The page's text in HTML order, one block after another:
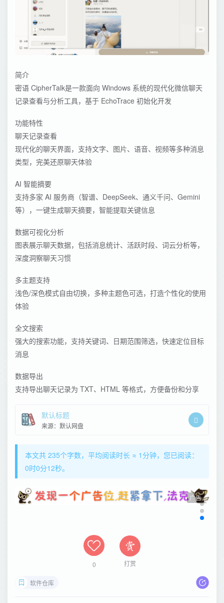
简介
密语 CipherTalk是一款面向 Windows 系统的现代化微信聊天
记录查看与分析工具，基于 EchoTrace 初始化开发
功能特性
聊天记录查看
现代化的聊天界面，支持文字、图片、语音、视频等多种消息
类型，完美还原聊天体验
AI 智能摘要
支持多家 AI 服务商（智谱、DeepSeek、通义千问、Gemini
等），一键生成聊天摘要，智能提取关键信息
数据可视化分析
图表展示聊天数据，包括消息统计、活跃时段、词云分析等，
深度洞察聊天习惯
多主题支持
浅色/深色模式自由切换，多种主题色可选，打造个性化的使用
体验
全文搜索
强大的搜索功能，支持关键词、日期范围筛选，快速定位目标
消息
数据导出
支持导出聊天记录为 TXT、HTML 等格式，方便备份和分享
默认标题
来源：默认网盘
本文共 235个字数，平均阅读时长 ≈ 1分钟，您已阅读：
0时0分12秒。
广告
0 打赏
软件仓库